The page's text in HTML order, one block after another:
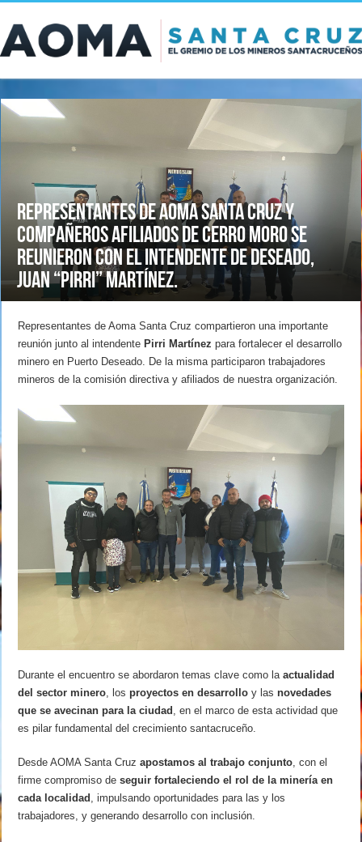
Representantes de AOMA Santa Cruz y
compañeros afiliados de Cerro Moro se
reunieron con el Intendente de Deseado,
Juan “Pirri” Martínez.
Representantes de Aoma Santa Cruz compartieron una importante
reunión junto al intendente Pirri Martínezpara fortalecer el desarrollo
minero en Puerto Deseado. De la misma participaron trabajadores
mineros de la comisión directiva y afiliados de nuestra organización.
Durante el encuentro se abordaron temas clave como laactualidad
del sector minero , losproyectos en desarrollo y lasnovedades
que se avecinan para la ciudad
, en el marco de esta actividad que
es pilar fundamental del crecimiento santacruceño.
Desde AOMA Santa Cruzapostamos al trabajo conjunto , con el
firme compromiso deseguir fortaleciendo el rol de la minería en
cada localidad
, impulsando oportunidades para las y los
trabajadores, y generando desarrollo con inclusión.